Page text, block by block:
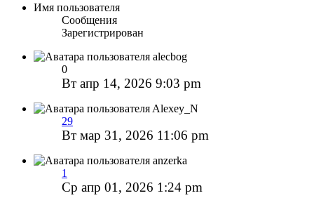
Имя пользователя
Сообщения
Зарегистрирован
alecbog
0
Вт апр 14, 2026 9:03 pm
Alexey_N
29
Вт мар 31, 2026 11:06 pm
anzerka
1
Ср апр 01, 2026 1:24 pm